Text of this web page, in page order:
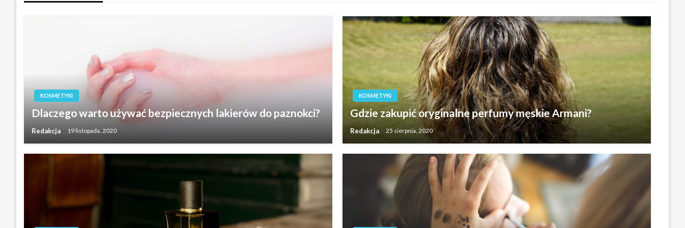
KOSMETYKI
Dlaczego warto używać bezpiecznych lakierów do paznokci?
Redakcja 19 listopada, 2020
KOSMETYKI
Gdzie zakupić oryginalne perfumy męskie Armani?
Redakcja 25 sierpnia, 2020